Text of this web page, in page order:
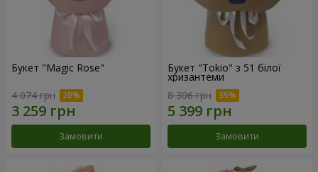
Букет "Magic Rose"
4 074 грн
Замовити
Букет "Tokio" з 51 білої
хризантеми
8 306 грн
Замовити